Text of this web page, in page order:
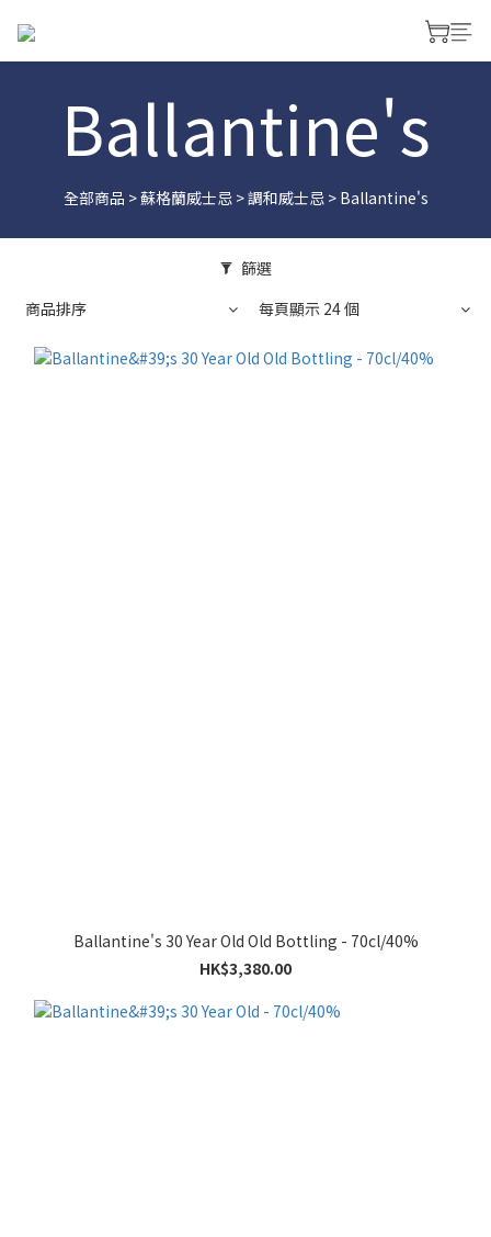
Ballantine's
全部商品 >蘇格蘭威士忌>調和威士忌> Ballantine's
篩選
商品排序
每頁顯示 24 個
Ballantine's 30 Year Old Old Bottling - 70cl/40%
HK$3,380.00